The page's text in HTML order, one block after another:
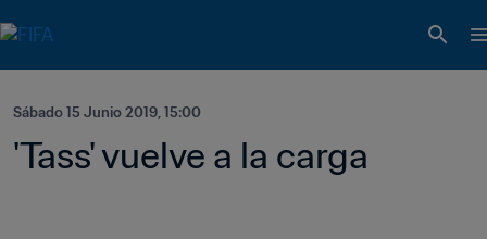
Sábado 15 Junio 2019, 15:00
'Tass' vuelve a la carga